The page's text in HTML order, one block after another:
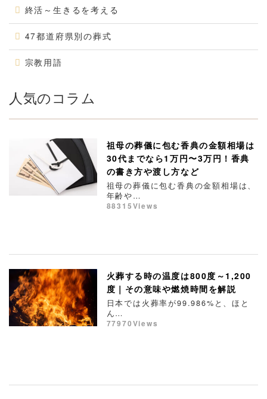
終活～生きるを考える
47都道府県別の葬式
宗教用語
人気のコラム
祖母の葬儀に包む香典の金額相場は
30代までなら1万円〜3万円！香典
の書き方や渡し方など
祖母の葬儀に包む香典の金額相場は、
年齢や…
88315Views
火葬する時の温度は800度～1,200
度｜その意味や燃焼時間を解説
日本では火葬率が99.986%と、ほと
ん…
77970Views